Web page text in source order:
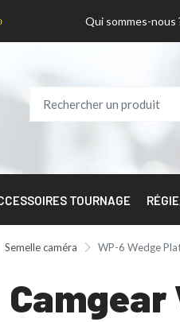
Qui sommes-nous
TOURNAGE
Semelle caméra WP-6 Wedge
Camgear